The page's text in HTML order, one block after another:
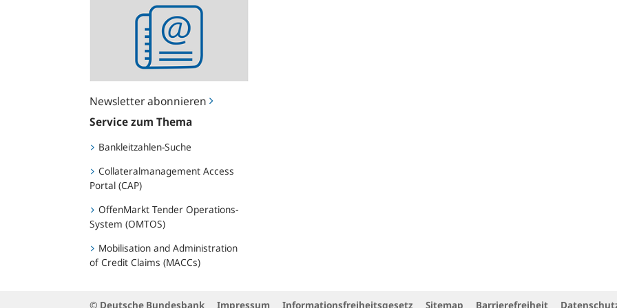
Newsletter abonnieren
abonnieren
Service zum Thema
Bankleitzahlen-Suche
Collateralmanagement Access
Portal (CAP)
OffenMarkt Tender Operations-
System (OMTOS)
Mobilisation and Administration
of Credit Claims (MACCs)
© Deutsche Bundesbank Impressum Informationsfreiheitsgesetz Sitemap Barrierefreiheit